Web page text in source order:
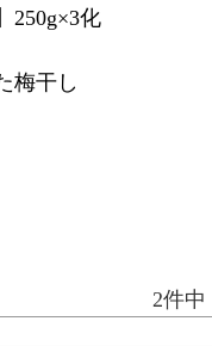
250g×3化
梅干し
2件中